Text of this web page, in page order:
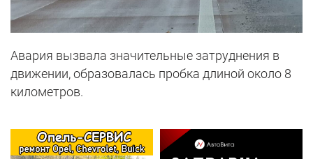
Авария вызвала значительные затруднения в
движении, образовалась пробка длиной около 8
километров.